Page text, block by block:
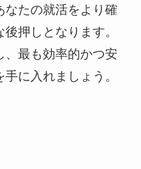
なたの就活をより確
押しとなります。
、最も効率的かつ安
に入れましょう。